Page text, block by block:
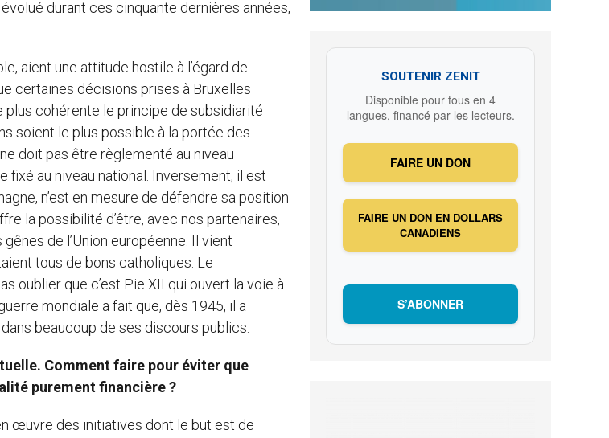
durant ces cinquante dernières années,
aient une attitude hostile à l’égard de
certaines décisions prises à Bruxelles
plus cohérente le principe de subsidiarité
soient le plus possible à la portée des
doit pas être règlementé au niveau
fixé au niveau national. Inversement, il est
n’est en mesure de défendre sa position
la possibilité d’être, avec nos partenaires,
de l’Union européenne. Il vient
tous de bons catholiques. Le
oublier que c’est Pie XII qui ouvert la voie à
mondiale a fait que, dès 1945, il a
beaucoup de ses discours publics.
Comment faire pour éviter que
purement financière ?
œuvre des initiatives dont le but est de
SOUTENIR ZENIT
Disponible pour tous en 4
langues, financé par les lecteurs.
FAIRE UN DON
FAIRE UN DON EN DOLLARS
CANADIENS
S’ABONNER